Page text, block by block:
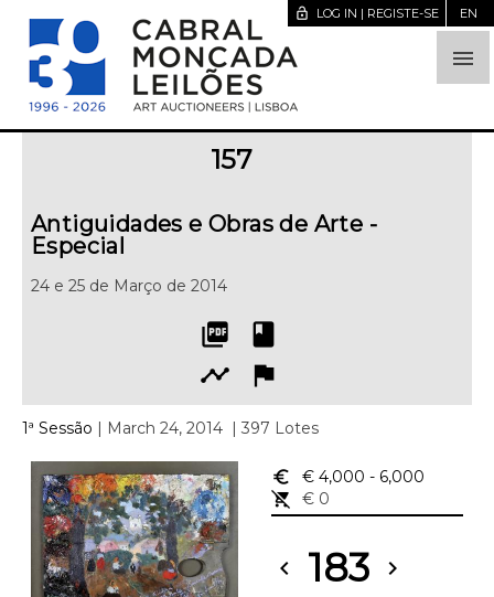

lock_open LOG IN | REGISTE-SE EN
157
Antiguidades e Obras de Arte -
Especial
24 e 25 de Março de 2014
picture_as_pdf
book
timeline
flag
1ª Sessão | March 24, 2014 | 397 Lotes
euro_symbol € 4,000 - 6,000
remove_shopping_cart
€ 0
chevron_left 183 chevron_right